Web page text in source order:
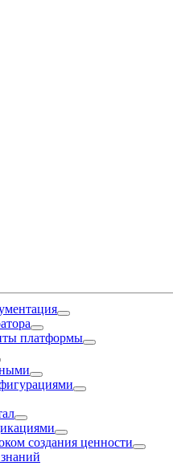
платформы
создания ценности